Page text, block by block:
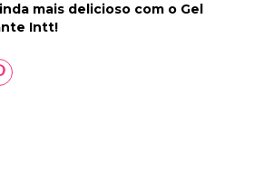
mais delicioso com o Gel
Intt!